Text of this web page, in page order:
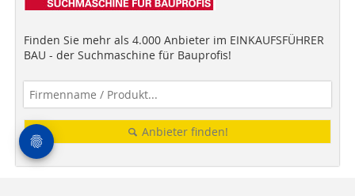
Finden Sie mehr als 4.000 Anbieter im EINKAUFSFÜHRER
BAU - der Suchmaschine für Bauprofis!
Anbieter finden!